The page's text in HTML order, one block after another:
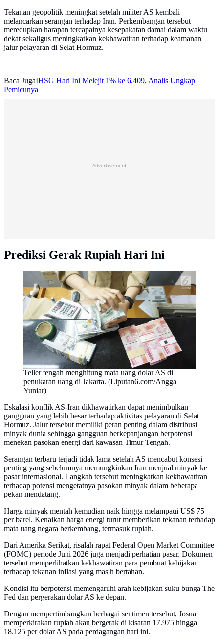
Tekanan geopolitik meningkat setelah militer AS kembali
melancarkan serangan terhadap Iran. Perkembangan tersebut
meredupkan harapan tercapainya kesepakatan damai dalam waktu
dekat sekaligus meningkatkan kekhawatiran terhadap keamanan
jalur pelayaran di Selat Hormuz.
Baca JugaIHSG Hari Ini Melejit 1% ke 6.409, Analis Ungkap
Pemicunya
Advertisement
Prediksi Gerak Rupiah Hari Ini
Teller tengah menghitung mata uang dolar AS di
penukaran uang di Jakarta. (Liputan6.com/Angga
Yuniar)
Eskalasi konflik AS-Iran dikhawatirkan dapat menimbulkan
gangguan yang lebih besar terhadap aktivitas pelayaran di Selat
Hormuz. Jalur tersebut memiliki peran penting dalam distribusi
minyak dunia sehingga gangguan berkepanjangan berpotensi
menekan pasokan energi dari kawasan Timur Tengah.
Serangan terbaru terjadi tidak lama setelah AS mencabut konsesi
penting yang sebelumnya memungkinkan Iran menjual minyak ke
pasar internasional. Langkah tersebut meningkatkan kekhawatiran
terhadap potensi mengetatnya pasokan minyak dalam beberapa
pekan mendatang.
Harga minyak mentah kemudian naik hingga melampaui US$ 75
per barel. Kenaikan harga energi turut memberikan tekanan terhadap
mata uang negara berkembang, termasuk rupiah.
Dari Amerika Serikat, risalah rapat Federal Open Market Committee
(FOMC) periode Juni 2026 juga menjadi perhatian pasar. Dokumen
tersebut memperlihatkan kekhawatiran para pembuat kebijakan
terhadap tekanan inflasi yang masih bertahan.
Kondisi itu berpotensi memengaruhi arah kebijakan suku bunga The
Fed dan pergerakan dolar AS ke depan.
Dengan mempertimbangkan berbagai sentimen tersebut, Josua
memperkirakan rupiah akan bergerak di kisaran 17.975 hingga
18.125 per dolar AS pada perdagangan hari ini.